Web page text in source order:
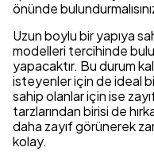
önünde
Uzun boylu bir yapıya
modelleri tercihinde
yapacaktır. Bu durum
isteyenler için de ideal
sahip olanlar için ise
tarzlarından birisi de
daha zayıf görünerek
kolay.